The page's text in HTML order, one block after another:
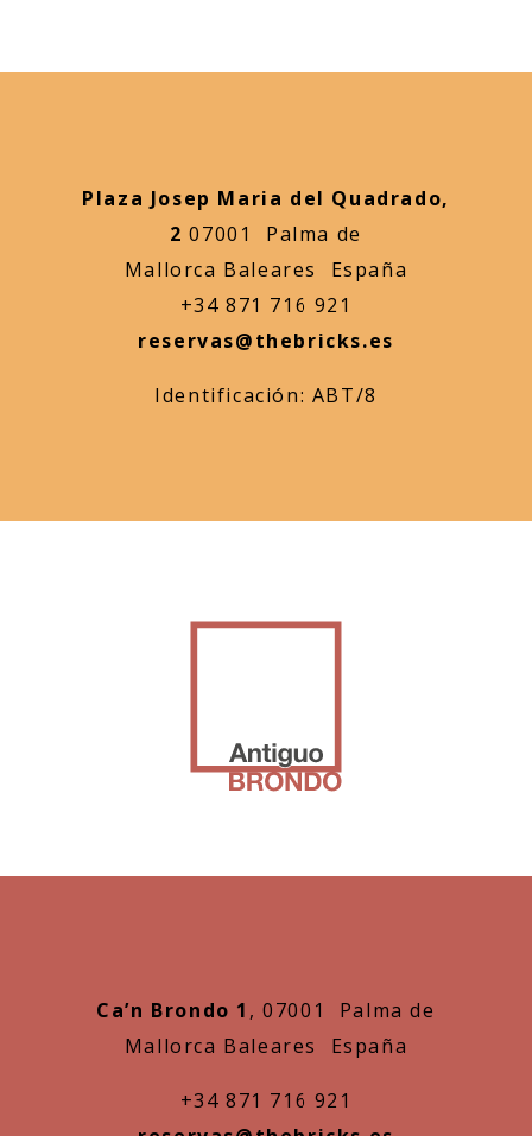
Plaza Josep Maria del Quadrado,
2 07001 Palma de
Mallorca Baleares España
+34 871 716 921
reservas@thebricks.es
Identificación: ABT/8
Ca’n Brondo 1 , 07001 Palma de
Mallorca Baleares España
+34 871 716 921